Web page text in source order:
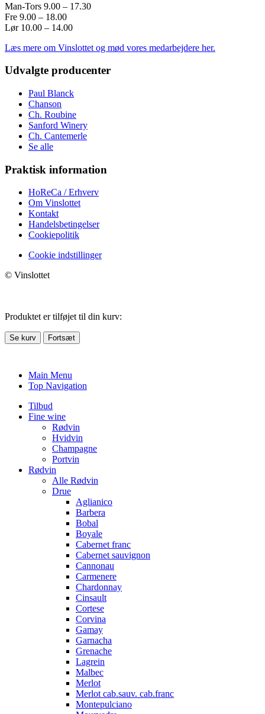
Man-Tors 9.00 – 17.30
Fre 9.00 – 18.00
Lør 10.00 – 14.00
Læs mere om Vinslottet og mød vores medarbejdere her.
Udvalgte producenter
Paul Blanck
Chanson
Ch. Roubine
Sanford Winery
Ch. Cantemerle
Se alle
Praktisk information
HoReCa / Erhverv
Om Vinslottet
Kontakt
Handelsbetingelser
Cookiepolitik
Cookie indstillinger
© Vinslottet
Produktet er tilføjet til din kurv:
Se kurv Fortsæt
Main Menu
Top Navigation
Tilbud
Fine wine
Rødvin
Hvidvin
Champagne
Portvin
Rødvin
Alle Rødvin
Drue
Aglianico
Barbera
Bobal
Boyale
Cabernet franc
Cabernet sauvignon
Cannonau
Carmenere
Chardonnay
Cinsault
Cortese
Corvina
Gamay
Garnacha
Grenache
Lagrein
Malbec
Merlot
Merlot cab.sauv. cab.franc
Montepulciano